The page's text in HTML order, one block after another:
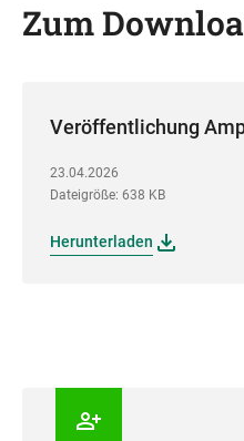
Zum
Veröffentlichung
23.04.2026
Dateigröße: 638 KB
Herunterladen